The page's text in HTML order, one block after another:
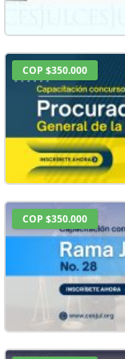
COP $350.000
COP $350.000